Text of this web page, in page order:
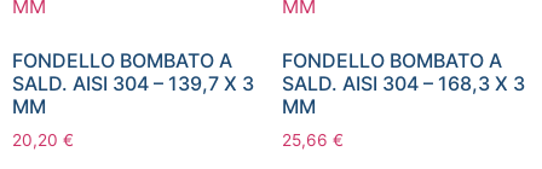
FONDELLO BOMBATO A
SALD. AISI 304 – 139,7 X 3
MM
20,20 €
FONDELLO BOMBATO A
SALD. AISI 304 – 168,3 X 3
MM
25,66 €